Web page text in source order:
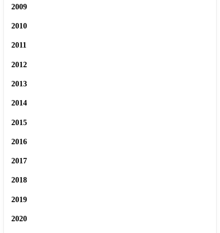
2009
2010
2011
2012
2013
2014
2015
2016
2017
2018
2019
2020